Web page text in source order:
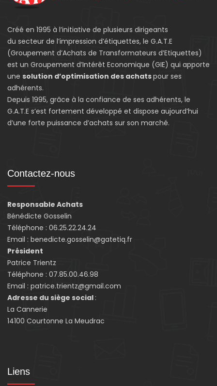
Créé en 1995 à l’initiative de plusieurs dirigeants
du secteur de l’impression d’étiquettes, le G.A.T.E
(Groupement d’Achats de Transformateurs d’Etiquettes)
est un Groupement d’Intérêt Economique (GIE) qui apporte
une solution d’optimisation des achatspour ses
adhérents.
Depuis 1995, grâce à la confiance de ses adhérents, le
G.A.T.E s’est fortement développé et dispose aujourd’hui
d’une forte puissance d’achats sur son marché.
Contactez-nous
Responsable Achats
Bénédicte Gosselin
Téléphone : 06.25.22.24.24
Email : benedicte.gosselin@gatetiq.fr
Président
Patrice Trientz
Téléphone : 07.85.00.46.98
Email : patrice.trientz@gmail.com
Adresse du siège social :
La Cannerie
14100 Courtonne La Meudrac
Liens